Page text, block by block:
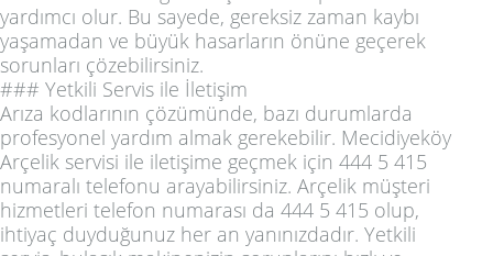
yardımcı olur. Bu sayede, gereksiz zaman kaybı
yaşamadan ve büyük hasarların önüne geçerek
sorunları çözebilirsiniz.
### Yetkili Servis ile İletişim
Arıza kodlarının çözümünde, bazı durumlarda
profesyonel yardım almak gerekebilir. Mecidiyeköy
Arçelik servisi ile iletişime geçmek için 444 5 415
numaralı telefonu arayabilirsiniz. Arçelik müşteri
hizmetleri telefon numarası da 444 5 415 olup,
ihtiyaç duyduğunuz her an yanınızdadır. Yetkili